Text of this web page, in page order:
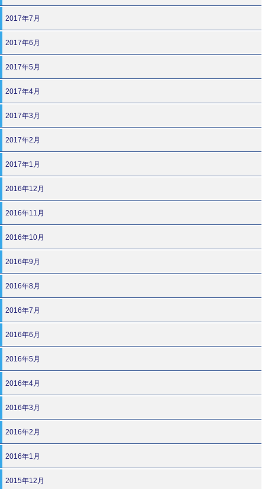
2017年7月
2017年6月
2017年5月
2017年4月
2017年3月
2017年2月
2017年1月
2016年12月
2016年11月
2016年10月
2016年9月
2016年8月
2016年7月
2016年6月
2016年5月
2016年4月
2016年3月
2016年2月
2016年1月
2015年12月